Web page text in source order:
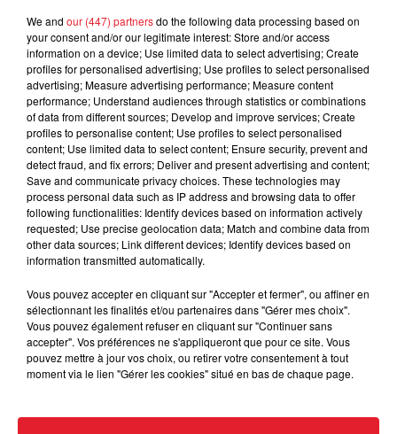
Cassie met fin à une ex-escorte
masculine dans sa bataille...
Des vitres tombent de la tour
Montparnasse : des désaccords
entre...
Incendies en Gironde : encore
plusieurs semaines avant
l'extinction...
We and our (447) partnersdo the following data processing based on
your consent and/or our legitimate interest: Store and/or access
information on a device; Use limited data to select advertising; Create
profiles for personalised advertising; Use profiles to select personalised
advertising; Measure advertising performance; Measure content
performance; Understand audiences through statistics or combinations
of data from different sources; Develop and improve services; Create
profiles to personalise content; Use profiles to select personalised
content; Use limited data to select content; Ensure security, prevent and
detect fraud, and fix errors; Deliver and present advertising and content;
Save and communicate privacy choices. These technologies may
process personal data such as IP address and browsing data to offer
following functionalities: Identify devices based on information actively
requested; Use precise geolocation data; Match and combine data from
other data sources; Link different devices; Identify devices based on
information transmitted automatically.
Vous pouvez accepter en cliquant sur "Accepter et fermer", ou affiner en
sélectionnant les finalités et/ou partenaires dans "Gérer mes choix".
Vous pouvez également refuser en cliquant sur "Continuer sans
accepter". Vos préférences ne s'appliqueront que pour ce site. Vous
pouvez mettre à jour vos choix, ou retirer votre consentement à tout
moment via le lien "Gérer les cookies" situé en bas de chaque page.